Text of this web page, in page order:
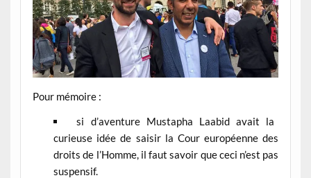
Pour mémoire :
si d’aventure Mustapha Laabid avait la
curieuse idée de saisir la Cour européenne des
droits de l’Homme, il faut savoir que ceci n’est pas
suspensif.